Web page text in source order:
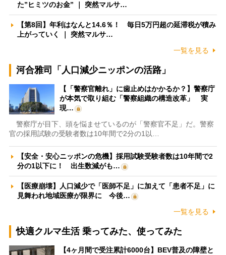
た”ヒミツのお金” ｜ 突然マルサ…
【第8回】年利はなんと14.6％！ 毎日5万円超の延滞税が積み
上がっていく ｜ 突然マルサ…
一覧を見る
河合雅司「人口減少ニッポンの活路」
【「警察官離れ」に歯止めはかかるか？】警察庁
が本気で取り組む「警察組織の構造改革」 実
現…
警察庁が目下、頭を悩ませているのが「警察官不足」だ。警察
官の採用試験の受験者数は10年間で2分の1以…
【安全・安心ニッポンの危機】採用試験受験者数は10年間で2
分の1以下に！ 出生数減がも…
【医療崩壊】人口減少で「医師不足」に加えて「患者不足」に
見舞われ地域医療が限界に 今後…
一覧を見る
快適クルマ生活 乗ってみた、使ってみた
【4ヶ月間で受注累計6000台】BEV普及の障壁と